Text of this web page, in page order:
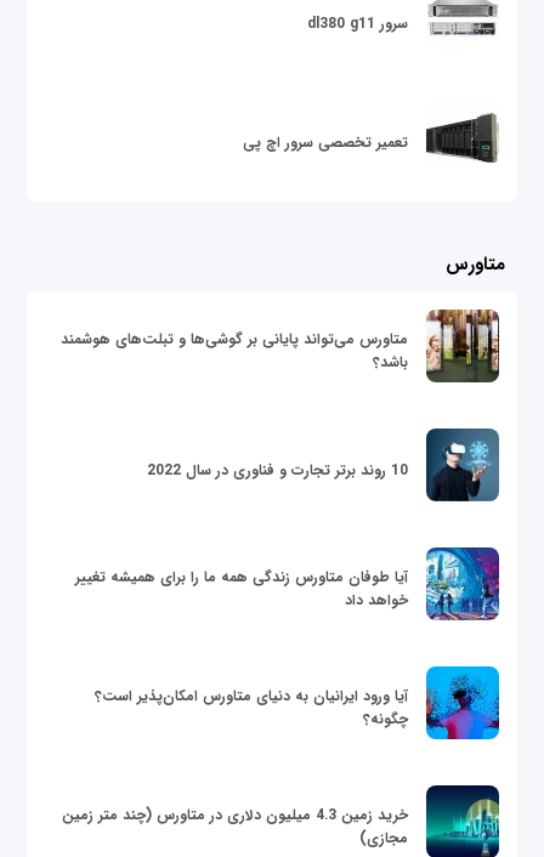
سرور dl380 g11
تعمیر تخصصی سرور اچ پی
متاورس
متاورس می‌تواند پایانی بر گوشی‌ها و تبلت‌های هوشمند
باشد؟
10 روند برتر تجارت و فناوری در سال 2022
آیا طوفان متاورس زندگی همه ما را برای همیشه تغییر
خواهد داد
آیا ورود ایرانیان به دنیای متاورس امکان‌پذیر است؟
چگونه؟
خرید زمین 4.3 میلیون دلاری در متاورس (چند متر زمین
مجازی)